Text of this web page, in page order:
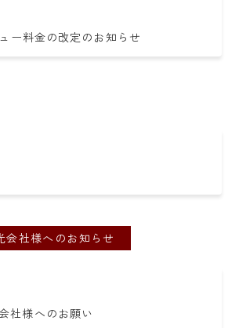
ー料金の改定のお知らせ
会社様へのお知らせ
社様へのお願い